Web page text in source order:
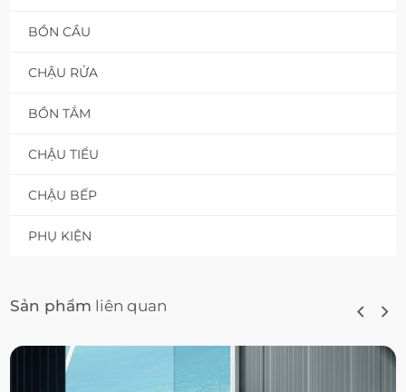
BỒN CẦU
CHẬU RỬA
BỒN TẮM
CHẬU TIỂU
CHẬU BẾP
PHỤ KIỆN
Sản phẩm liên quan